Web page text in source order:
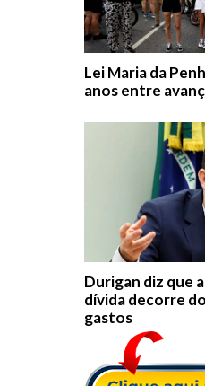
Lei Maria da
anos entre
Durigan diz que
dívida decorre
gastos